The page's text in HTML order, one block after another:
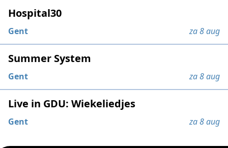
Hospital30
Gent za 8 aug
Summer System
Gent za 8 aug
Live in GDU: Wiekeliedjes
Gent za 8 aug